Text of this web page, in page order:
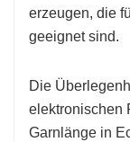
erzeugen, die
geeignet sind.
Die
elektronischen
Garnlänge in